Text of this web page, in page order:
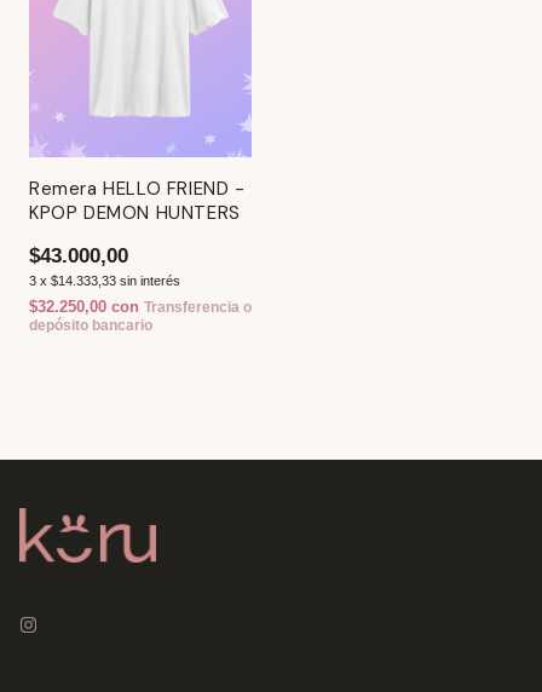
Remera HELLO FRIEND -
KPOP DEMON HUNTERS
$43.000,00
3 x $14.333,33 sin interés
$32.250,00 con Transferencia o
depósito bancario